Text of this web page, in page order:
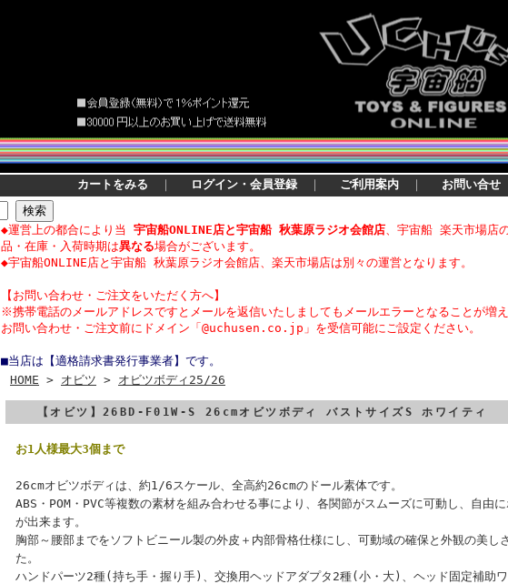
カートをみる ｜ ログイン・会員登録 ｜ ご利用案内 ｜ お問い合せ
◆運営上の都合により当 宇宙船ONLINE店と宇宙船 秋葉原ラジオ会館店、宇宙船 楽天市場店
品・在庫・入荷時期は異なる場合がございます。
◆宇宙船ONLINE店と宇宙船 秋葉原ラジオ会館店、楽天市場店は別々の運営となります。
【 お問い合わせ・ ご注文をいただく方へ】
※携帯電話のメールアドレスですとメールを返信いたしましてもメールエラーとなることが増え
お問い合わせ・ご注文前にドメイン「@uchusen.co.jp」を受信可能にご設定ください。
■当店は【適格請求書発行事業者】です。
HOME > オビツ > オビツボディ25/26
【オビツ】26BD-F01W-S 26cmオビツボディ バストサイズS ホワイティ
お1人様最大3個まで
26cmオビツボディは、約1/6スケール、全高約26cmのドール素体です。
ABS・POM・PVC等複数の素材を組み合わせる事により、各関節がスムーズに可動し、自由
が出来ます。
胸部～腰部までをソフトビニール製の外皮＋内部骨格仕様にし、可動域の確保と外観の美し
た。
ハンドパーツ2種(持ち手・握り手)、交換用ヘッドアダプタ2種(小・大)、ヘッド固定補助ワ